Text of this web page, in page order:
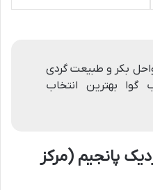
بکر و طبیعت گردی
بهترین انتخاب
پانجیم (مرکز